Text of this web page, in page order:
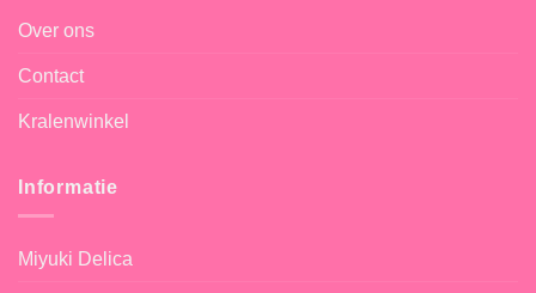
Over ons
Contact
Kralenwinkel
Informatie
Miyuki Delica